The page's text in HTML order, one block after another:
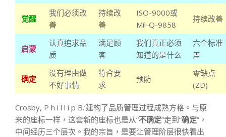
觉醒
我们必须改
善
持续改
善
ISO-9000或
Mil-Q-9858
持续改善
启蒙
认真追求品
质
满足顾
客
我们真正必须
知道的是什么
六个标准
差
确定
没有理由做
不好事情
符合要
求
预防
零缺点
(ZD)
Crosby, P h i l l i p B.‘建构了品质管理过程成熟方格。与原
来的座标一样，这套新的座标也是从“不确定”走到“确定”，
中间经历三个层次。我的宗旨，是要让管理阶层很快看出